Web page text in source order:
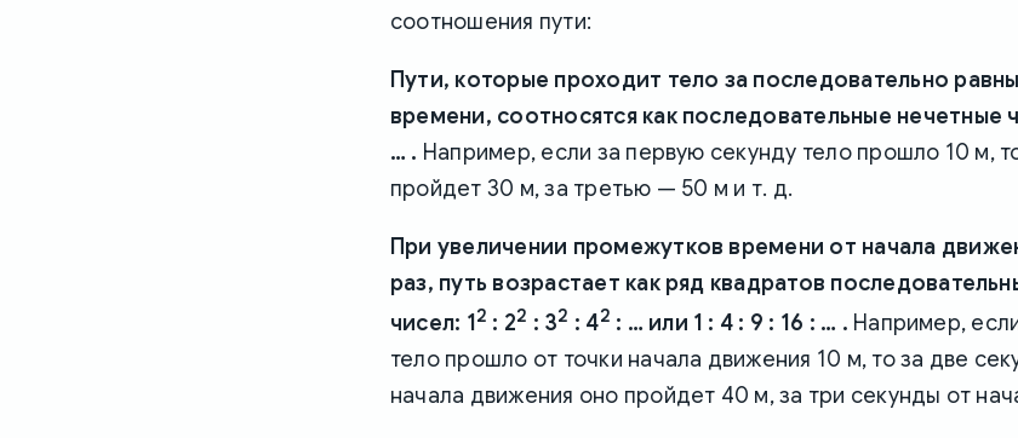
соотношения пути:
Пути, которые проходит тело за последовательно
времени, соотносятся как последовательные нечетные
… . Например, если за первую секунду тело прошло 10 м,
пройдет 30 м, за третью — 50 м и т. д.
При увеличении промежутков времени от начала
раз, путь возрастает как ряд квадратов
чисел: 12 : 22 : 32 : 42 : … или 1 : 4 : 9 : 16 : … . Например,
тело прошло от точки начала движения 10 м, то за две
начала движения оно пройдет 40 м, за три секунды от